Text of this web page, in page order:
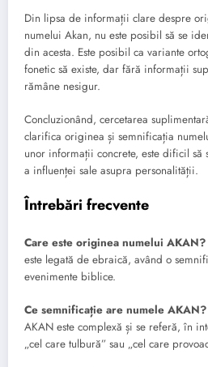
Din lipsa de informații clare despre
numelui Akan, nu este posibil să se
din acesta. Este posibil ca variante
fonetic să existe, dar fără informații
rămâne nesigur.
Concluzionând, cercetarea
clarifica originea și semnificația
unor informații concrete, este dificil să
a influenței sale asupra personalității.
Întrebări frecvente
Care este originea numelui AKAN?
este legată de ebraică, având o
evenimente biblice.
Ce semnificație are numele AKAN?
AKAN este complexă și se referă, în
„cel care tulbură” sau „cel care